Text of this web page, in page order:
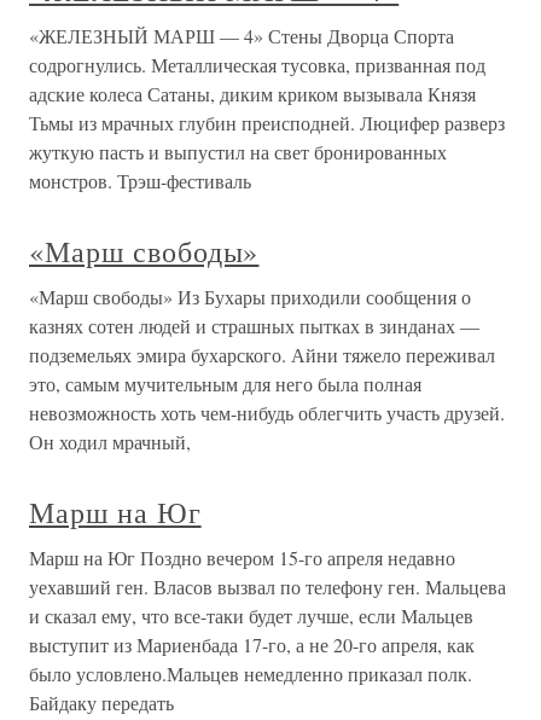
«ЖЕЛЕЗНЫЙ МАРШ — 4» Стены Дворца Спорта
содрогнулись. Металлическая тусовка, призванная под
адские колеса Сатаны, диким криком вызывала Князя
Тьмы из мрачных глубин преисподней. Люцифер разверз
жуткую пасть и выпустил на свет бронированных
монстров. Трэш-фестиваль
«Марш свободы»
«Марш свободы» Из Бухары приходили сообщения о
казнях сотен людей и страшных пытках в зинданах —
подземельях эмира бухарского. Айни тяжело переживал
это, самым мучительным для него была полная
невозможность хоть чем-нибудь облегчить участь друзей.
Он ходил мрачный,
Марш на Юг
Марш на Юг Поздно вечером 15-го апреля недавно
уехавший ген. Власов вызвал по телефону ген. Мальцева
и сказал ему, что все-таки будет лучше, если Мальцев
выступит из Мариенбада 17-го, а не 20-го апреля, как
было условлено.Мальцев немедленно приказал полк.
Байдаку передать